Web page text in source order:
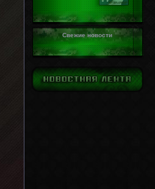
Свежие новости